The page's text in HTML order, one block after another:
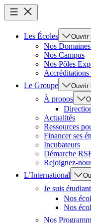
Les Écoles Ouvrir
Nos
Nos Campus
Nos Pôles
Le Groupe
Ouvrir
À propos
Actualités
Ressources
Financer ses
Incubateurs
Démarche
Rejoignez-
L’International
Je suis
Nos
Nos
Nos